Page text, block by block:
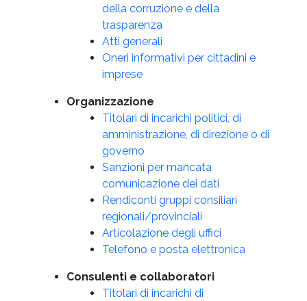
della corruzione e della
trasparenza
Atti generali
Oneri informativi per cittadini e
imprese
Organizzazione
Titolari di incarichi politici, di
amministrazione, di direzione o di
governo
Sanzioni per mancata
comunicazione dei dati
Rendiconti gruppi consiliari
regionali/provinciali
Articolazione degli uffici
Telefono e posta elettronica
Consulenti e collaboratori
Titolari di incarichi di